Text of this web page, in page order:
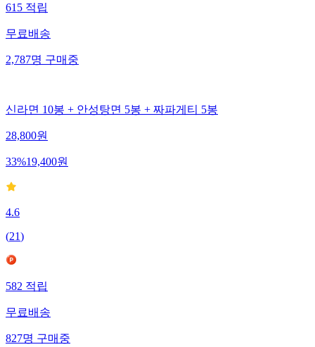
615적립
무료배송
2,787명구매중
신라면 10봉 + 안성탕면 5봉 + 짜파게티 5봉
28,800원
33%19,400원
4.6
(21)
582적립
무료배송
827명구매중